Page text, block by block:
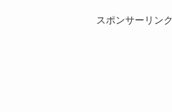
スポンサーリンク